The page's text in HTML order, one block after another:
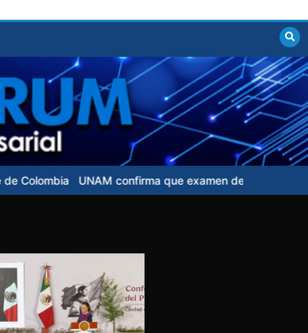
UNAM confirma que examen de control para aspirantes